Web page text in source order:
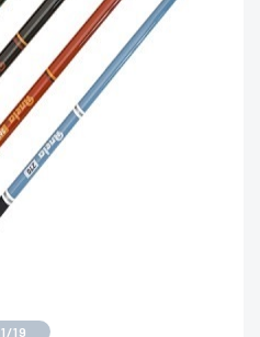
※ルアー、エギ、雑品、その他につきましては
ランク表記はございません。 状態は写真にてご
確認ください。
1 /19